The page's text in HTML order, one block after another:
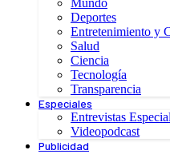
Mundo
Deportes
Entretenimiento y
Salud
Ciencia
Tecnología
Transparencia
Especiales
Entrevistas
Videopodcast
Publicidad